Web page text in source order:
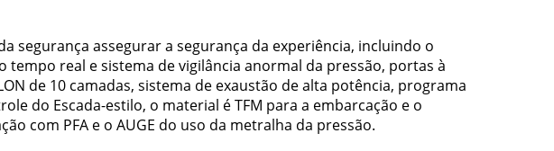
segurança assegurar a segurança da experiência, incluindo o
real e sistema de vigilância anormal da pressão, portas à
de 10 camadas, sistema de exaustão de alta potência, programa
do Escada-estilo, o material é TFM para a embarcação e o
com PFA e o AUGE do uso da metralha da pressão.